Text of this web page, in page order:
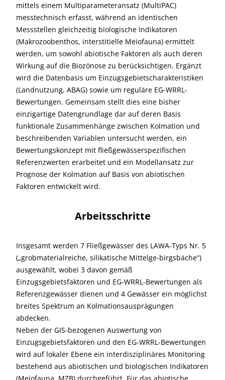
mittels einem Multiparameteransatz (MultiPAC)
messtechnisch erfasst, während an identischen
Messstellen gleichzeitig biologische Indikatoren
(Makrozoobenthos, interstitielle Meiofauna) ermittelt
werden, um sowohl abiotische Faktoren als auch deren
Wirkung auf die Biozönose zu berücksichtigen. Ergänzt
wird die Datenbasis um Einzugsgebietscharakteristiken
(Landnutzung, ABAG) sowie um reguläre EG-WRRL-
Bewertungen. Gemeinsam stellt dies eine bisher
einzigartige Datengrundlage dar auf deren Basis
funktionale Zusammenhänge zwischen Kolmation und
beschreibenden Variablen untersucht werden, ein
Bewertungskonzept mit fließgewässerspezifischen
Referenzwerten erarbeitet und ein Modellansatz zur
Prognose der Kolmation auf Basis von abiotischen
Faktoren entwickelt wird.
Arbeitsschritte
Insgesamt werden 7 Fließgewässer des LAWA-Typs Nr. 5
(„grobmaterialreiche, silikatische Mittelge-birgsbäche“)
ausgewählt, wobei 3 davon gemäß
Einzugsgebietsfaktoren und EG-WRRL-Bewertungen als
Referenzgewässer dienen und 4 Gewässer ein möglichst
breites Spektrum an Kolmationsausprägungen
abdecken.
Neben der GIS-bezogenen Auswertung von
Einzugsgebietsfaktoren und den EG-WRRL-Bewertungen
wird auf lokaler Ebene ein interdisziplinäres Monitoring
bestehend aus abiotischen und biologischen Indikatoren